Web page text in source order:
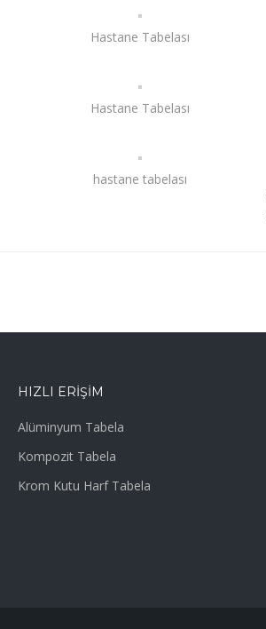
Hastane Tabelası
Hastane Tabelası
hastane tabelası
HIZLI ERIŞIM
Alüminyum Tabela
Kompozit Tabela
Krom Kutu Harf Tabela